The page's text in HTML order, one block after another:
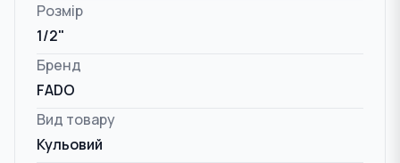
Розмір
1/2"
Бренд
FADO
Вид товару
Кульовий